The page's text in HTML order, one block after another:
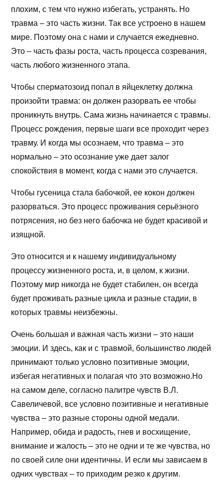
плохим, с тем что нужно избегать, устранять. Но
травма – это часть жизни. Так все устроено в нашем
мире. Поэтому она с нами и случается ежедневно.
Это – часть фазы роста, часть процесса созревания,
часть любого жизненного этапа.
Чтобы сперматозоид попал в яйцеклетку должна
произойти травма: он должен разорвать ее чтобы
проникнуть внутрь. Сама жизнь начинается с травмы.
Процесс рождения, первые шаги все проходит через
травму. И когда мы осознаем, что травма – это
нормально – это осознание уже дает залог
спокойствия в момент, когда с нами это случается.
Чтобы гусеница стала бабочкой, ее кокон должен
разорваться. Это процесс проживания серьёзного
потрясения, но без него бабочка не будет красивой и
изящной.
Это относится и к нашему индивидуальному
процессу жизненного роста, и, в целом, к жизни.
Поэтому мир никогда не будет стабилен, он всегда
будет проживать разные цикла и разные стадии, в
которых травмы неизбежны.
Очень большая и важная часть жизни – это наши
эмоции. И здесь, как и с травмой, большинство людей
принимают только условно позитивные эмоции,
избегая негативных и полагая что это возможно.Но
на самом деле, согласно палитре чувств В.Л.
Савеличевой, все условно позитивные и негативные
чувства – это разные стороны одной медали.
Например, обида и радость, гнев и восхищение,
внимание и жалость – это не одни и те же чувства, но
по своей силе они идентичны. И если мы зависаем в
одних чувствах – то приходим резко к другим.